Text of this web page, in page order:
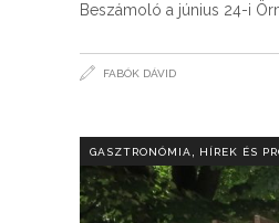
Beszámoló a június 24-i
FABÓK DÁVID
GASZTRONÓMIA , HÍREK ÉS